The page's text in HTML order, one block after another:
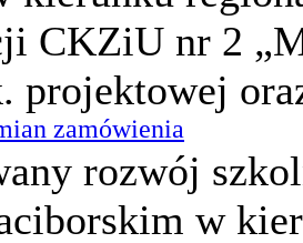
CKZiU nr 2
projektowej
zamówienia
rozwój
w